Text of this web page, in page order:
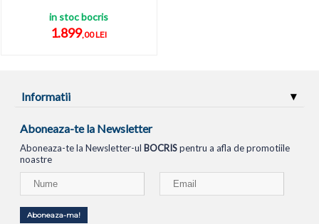
in stoc bocris
1.899,00 LEI
Informatii
Aboneaza-te la Newsletter
Aboneaza-te la Newsletter-ul BOCRISpentru a afla de promotiile
noastre
Aboneaza-ma!